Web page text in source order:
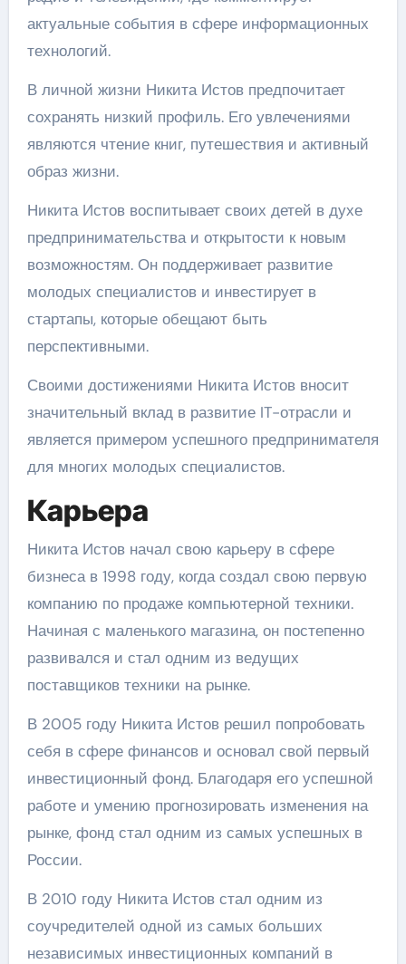
актуальные события в сфере информационных
технологий.
В личной жизни Никита Истов предпочитает
сохранять низкий профиль. Его увлечениями
являются чтение книг, путешествия и активный
образ жизни.
Никита Истов воспитывает своих детей в духе
предпринимательства и открытости к новым
возможностям. Он поддерживает развитие
молодых специалистов и инвестирует в
стартапы, которые обещают быть
перспективными.
Своими достижениями Никита Истов вносит
значительный вклад в развитие IT-отрасли и
является примером успешного предпринимателя
для многих молодых специалистов.
Карьера
Никита Истов начал свою карьеру в сфере
бизнеса в 1998 году, когда создал свою первую
компанию по продаже компьютерной техники.
Начиная с маленького магазина, он постепенно
развивался и стал одним из ведущих
поставщиков техники на рынке.
В 2005 году Никита Истов решил попробовать
себя в сфере финансов и основал свой первый
инвестиционный фонд. Благодаря его успешной
работе и умению прогнозировать изменения на
рынке, фонд стал одним из самых успешных в
России.
В 2010 году Никита Истов стал одним из
соучредителей одной из самых больших
независимых инвестиционных компаний в